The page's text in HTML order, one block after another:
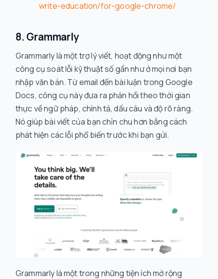
write-education/for-google-chrome/
8. Grammarly
Grammarly là một trợ lý viết, hoạt động như một
công cụ soát lỗi kỹ thuật số gần như ở mọi nơi bạn
nhập văn bản. Từ email đến bài luận trong Google
Docs, công cụ này đưa ra phản hồi theo thời gian
thực về ngữ pháp, chính tả, dấu câu và độ rõ ràng.
Nó giúp bài viết của bạn chỉn chu hơn bằng cách
phát hiện các lỗi phổ biến trước khi bạn gửi.
Grammarly là một trong những tiện ích mở rộng